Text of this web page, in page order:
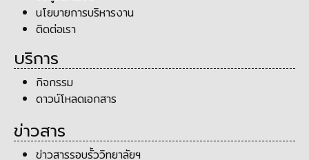
นโยบายการบริหารงาน
ติดต่อเรา
บริการ
กิจกรรม
ดาวน์โหลดเอกสาร
ข่าวสาร
ข่าวสารรอบรั้ววิทยาลัยฯ